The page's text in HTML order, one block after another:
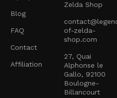
Blog
FAQ
Contact
Affiliation
Zelda Shop
of-zelda-
shop.com
27, Quai
Alphonse le
Gallo, 92100
Boulogne-
Billancourt